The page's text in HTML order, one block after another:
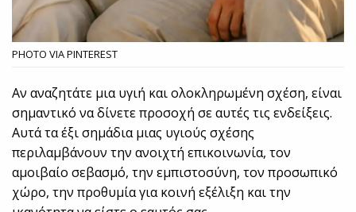
PHOTO VIA PINTEREST
Αν αναζητάτε μια υγιή και ολοκληρωμένη σχέση, είναι
σημαντικό να δίνετε προσοχή σε αυτές τις ενδείξεις.
Αυτά τα έξι σημάδια μιας υγιούς σχέσης
περιλαμβάνουν την ανοιχτή επικοινωνία, τον
αμοιβαίο σεβασμό, την εμπιστοσύνη, τον προσωπικό
χώρο, την προθυμία για κοινή εξέλιξη και την